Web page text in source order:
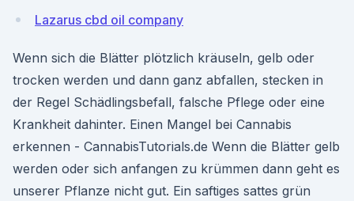
Lazarus cbd oil company
Wenn sich die Blätter plötzlich kräuseln, gelb oder
trocken werden und dann ganz abfallen, stecken in
der Regel Schädlingsbefall, falsche Pflege oder eine
Krankheit dahinter. Einen Mangel bei Cannabis
erkennen - CannabisTutorials.de Wenn die Blätter gelb
werden oder sich anfangen zu krümmen dann geht es
unserer Pflanze nicht gut. Ein saftiges sattes grün